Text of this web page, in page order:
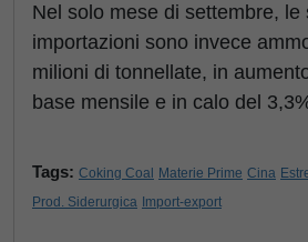
Nel solo mese di settembre, le
importazioni sono invece
milioni di tonnellate, in
base mensile e in calo del
Tags: Coking Coal Materie Prime Cina
Prod. Siderurgica Import-export